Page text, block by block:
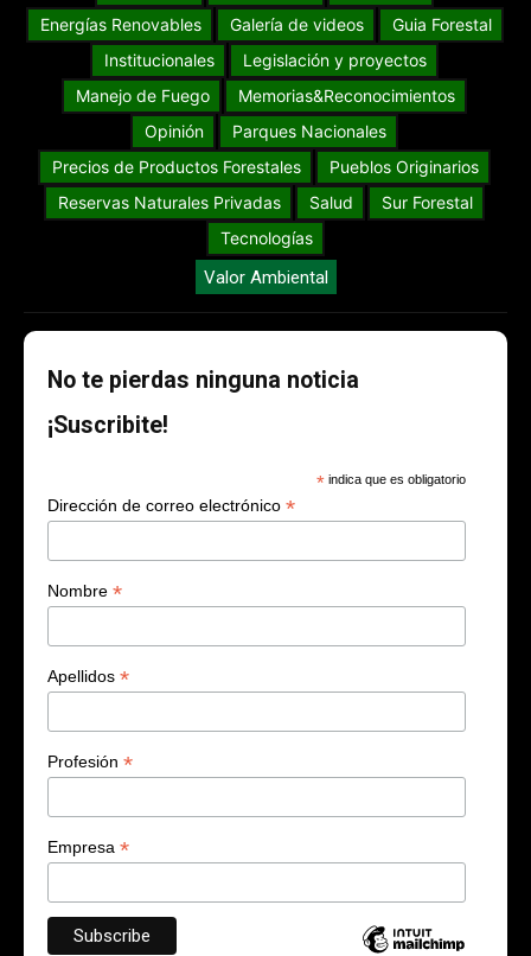
Energías Renovables
Galería de videos
Guia Forestal
Institucionales
Legislación y proyectos
Manejo de Fuego
Memorias&Reconocimientos
Opinión
Parques Nacionales
Precios de Productos Forestales
Pueblos Originarios
Reservas Naturales Privadas
Salud
Sur Forestal
Tecnologías
Valor Ambiental
No te pierdas ninguna noticia
¡Suscribite!
* indica que es obligatorio
Dirección de correo electrónico *
Nombre *
Apellidos *
Profesión *
Empresa *